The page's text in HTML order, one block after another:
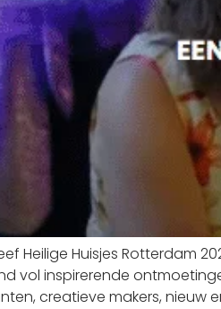
Heilige Huisjes Rotterdam
vol inspirerende
creatieve makers, nieuw